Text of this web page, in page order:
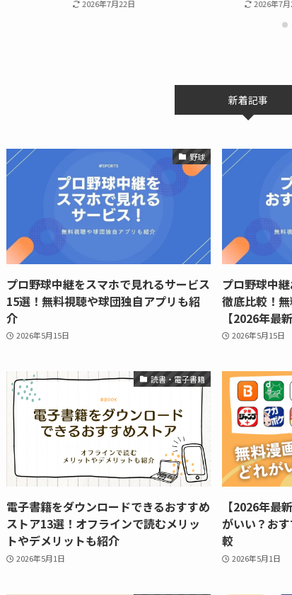
2026年7月22日 2026年7
新着記事
野球
プロ野球中継をスマホで見れるサービス
15選！無料視聴や球団独自アプリも紹
介
2026年5月15日
プロ野球中
徹底比較！
【2026年最
2026年5月15日
読書・電子書籍
電子書籍をダウンロードできるおすすめ
ストア13選！オフラインで読むメリッ
トやデメリットも紹介
2026年5月1日
【2026年最
がいい？お
較
2026年5月1日